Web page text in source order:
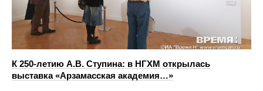
К 250-летию А.В. Ступина: в НГХМ открылась
выставка «Арзамасская академия…»